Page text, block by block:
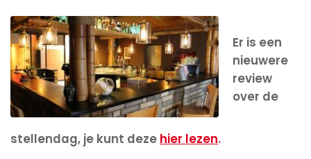
Er is een
nieuwere
review
over de
stellendag, je kunt deze hier lezen.